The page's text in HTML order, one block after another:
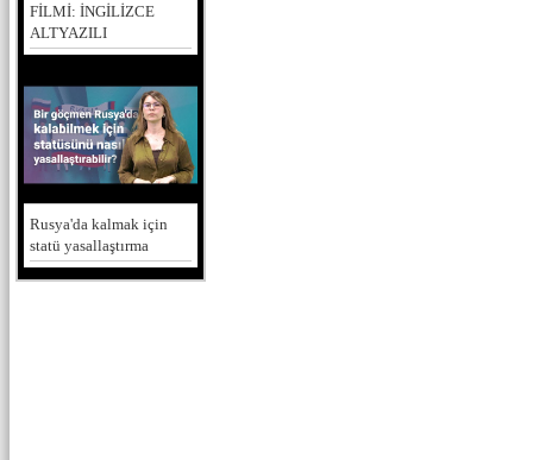
FİLMİ: İNGİLİZCE
ALTYAZILI
Rusya'da kalmak için
statü yasallaştırma